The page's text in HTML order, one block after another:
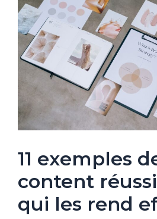
11 exemples
content
qui les rend